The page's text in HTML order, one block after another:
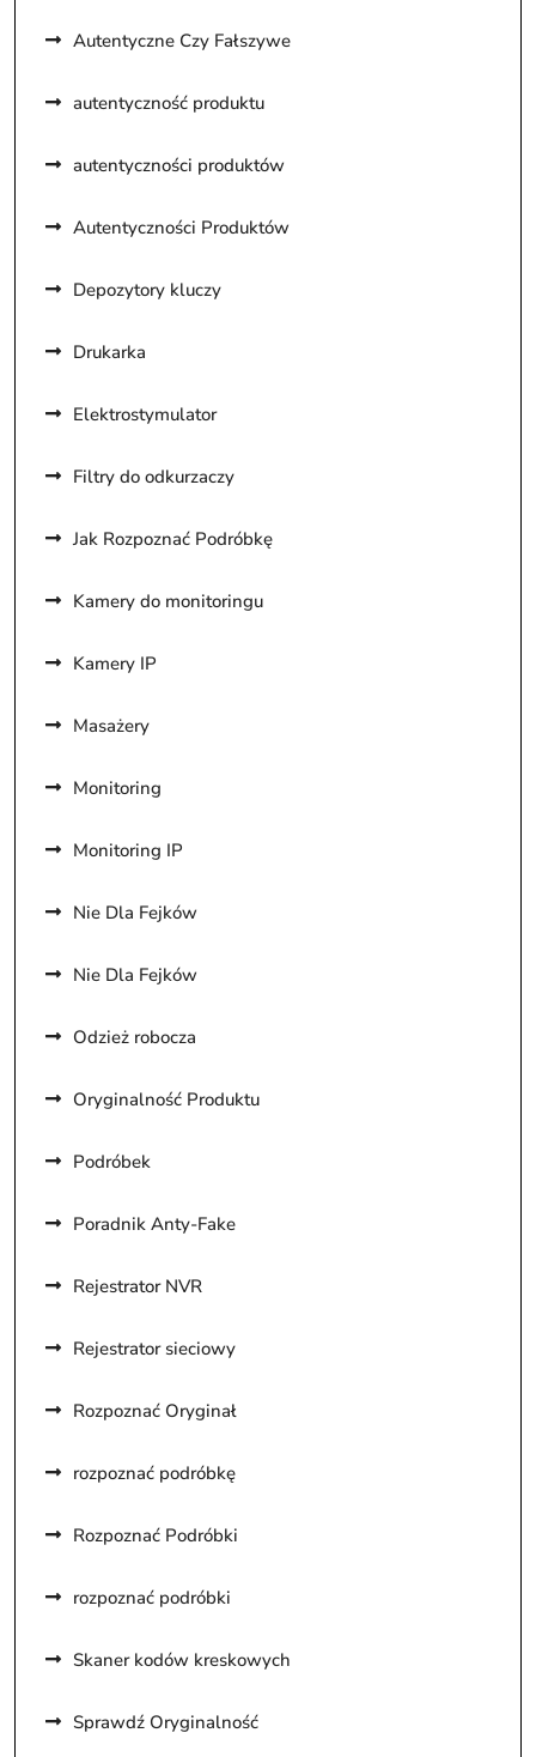
Autentyczne Czy Fałszywe
autentyczność produktu
autentyczności produktów
Autentyczności Produktów
Depozytory kluczy
Drukarka
Elektrostymulator
Filtry do odkurzaczy
Jak Rozpoznać Podróbkę
Kamery do monitoringu
Kamery IP
Masażery
Monitoring
Monitoring IP
Nie Dla Fejków
Nie Dla Fejków
Odzież robocza
Oryginalność Produktu
Podróbek
Poradnik Anty-Fake
Rejestrator NVR
Rejestrator sieciowy
Rozpoznać Oryginał
rozpoznać podróbkę
Rozpoznać Podróbki
rozpoznać podróbki
Skaner kodów kreskowych
Sprawdź Oryginalność